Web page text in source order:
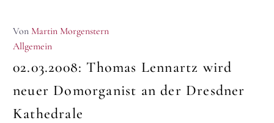
Von Martin Morgenstern
Allgemein
02.03.2008: Thomas Lennartz wird
neuer Domorganist an der Dresdner
Kathedrale